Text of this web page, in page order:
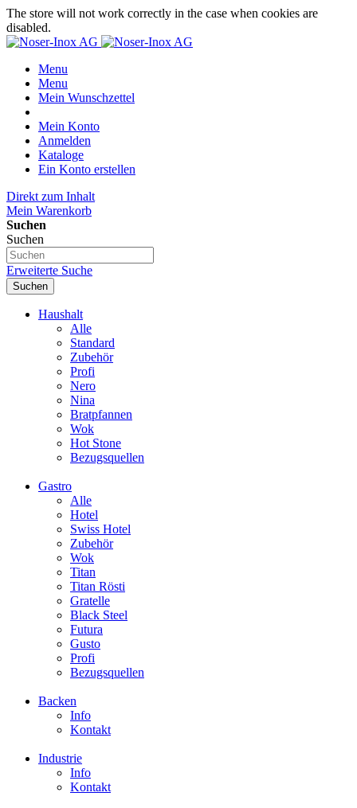
The store will not work correctly in the case when cookies are
disabled.
Menu
Menu
Mein Wunschzettel
Mein Konto
Anmelden
Kataloge
Ein Konto erstellen
Direkt zum Inhalt
Mein Warenkorb
Suchen
Suchen
Erweiterte Suche
Suchen
Haushalt
Alle
Standard
Zubehör
Profi
Nero
Nina
Bratpfannen
Wok
Hot Stone
Bezugsquellen
Gastro
Alle
Hotel
Swiss Hotel
Zubehör
Wok
Titan
Titan Rösti
Gratelle
Black Steel
Futura
Gusto
Profi
Bezugsquellen
Backen
Info
Kontakt
Industrie
Info
Kontakt